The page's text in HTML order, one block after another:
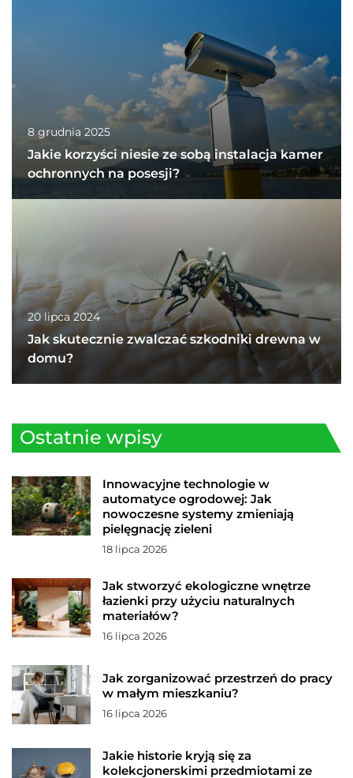
8 grudnia 2025
Jakie korzyści niesie ze sobą instalacja kamer
ochronnych na posesji?
20 lipca 2024
Jak skutecznie zwalczać szkodniki drewna w
domu?
Ostatnie wpisy
Innowacyjne technologie w
automatyce ogrodowej: Jak
nowoczesne systemy zmieniają
pielęgnację zieleni
18 lipca 2026
Jak stworzyć ekologiczne wnętrze
łazienki przy użyciu naturalnych
materiałów?
16 lipca 2026
Jak zorganizować przestrzeń do pracy
w małym mieszkaniu?
16 lipca 2026
Jakie historie kryją się za
kolekcjonerskimi przedmiotami ze